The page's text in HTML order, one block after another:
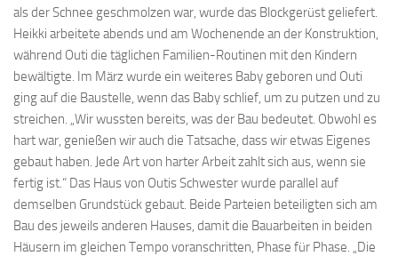
als der Schnee geschmolzen war, wurde das Blockgerüst geliefert.
Heikki arbeitete abends und am Wochenende an der Konstruktion,
während Outi die täglichen Familien-Routinen mit den Kindern
bewältigte. Im März wurde ein weiteres Baby geboren und Outi
ging auf die Baustelle, wenn das Baby schlief, um zu putzen und zu
streichen. „Wir wussten bereits, was der Bau bedeutet. Obwohl es
hart war, genießen wir auch die Tatsache, dass wir etwas Eigenes
gebaut haben. Jede Art von harter Arbeit zahlt sich aus, wenn sie
fertig ist.“ Das Haus von Outis Schwester wurde parallel auf
demselben Grundstück gebaut. Beide Parteien beteiligten sich am
Bau des jeweils anderen Hauses, damit die Bauarbeiten in beiden
Häusern im gleichen Tempo voranschritten, Phase für Phase. „Die